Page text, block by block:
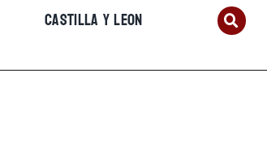
CASTILLA Y LEON